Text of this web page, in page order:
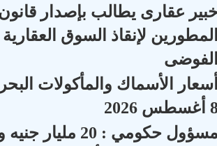
عقارى يطالب بإصدار قانون
لإنقاذ السوق
الأسماك والمأكولات
2026
مسؤول حكومي : 20 مليار